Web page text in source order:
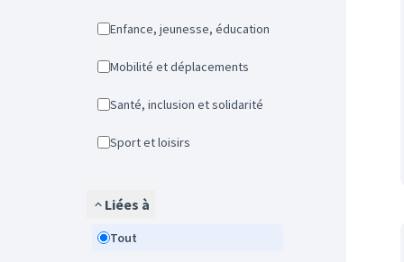
Enfance, jeunesse, éducation
Mobilité et déplacements
Santé, inclusion et solidarité
Sport et loisirs
Liées à
Tout